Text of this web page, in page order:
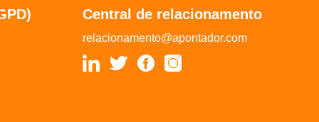
Central de relacionamento
relacionamento@apontador.com